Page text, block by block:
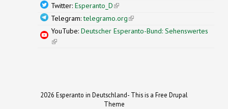
Twitter: Esperanto_D(link is external)
Telegram:telegramo.org(link is external)
YouTube: Deutscher Esperanto-Bund: Sehenswertes
(link is external)
2026 Esperanto in Deutschland- This is a Free Drupal
Theme